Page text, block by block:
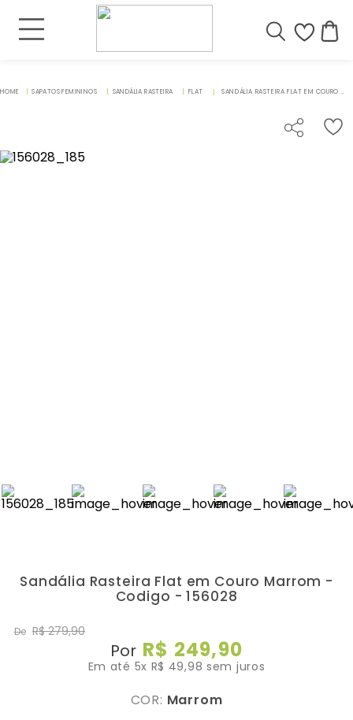
SAPATOS FEMININOS SANDÁLIA RASTEIRA FLAT SANDÁLIA RASTEIRA FLAT EM COURO MARROM - CODIGO - 156028
Sandália Rasteira Flat em Couro Marrom -
Codigo - 156028
De R$ 279,90
Por R$ 249,90
Em até 5x R$ 49,98 sem juros
COR: Marrom